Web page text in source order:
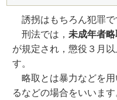
誘拐はもちろん犯罪で
刑法では，未成年者
が規定され，懲役３月
す。
略取とは暴力などを
るなどの場合をいいます